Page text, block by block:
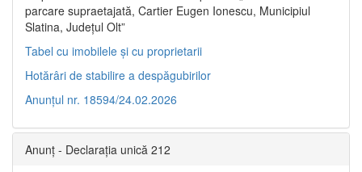
parcare supraetajată, Cartier Eugen Ionescu, Municipiul
Slatina, Județul Olt”
Tabel cu imobilele și cu proprietarii
Hotărâri de stabilire a despăgubirilor
Anunțul nr. 18594/24.02.2026
Anunț - Declarația unică 212